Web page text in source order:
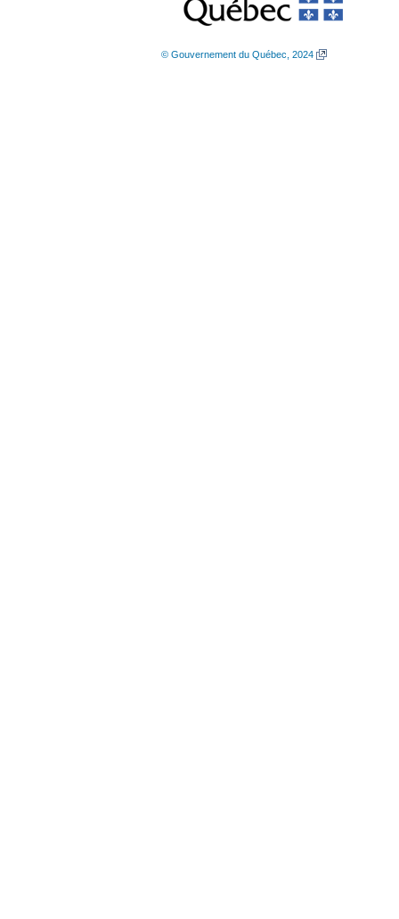
© Gouvernement du Québec, 2024